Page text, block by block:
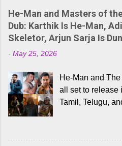
He-Man and Masters of
Dub: Karthik Is He-Man,
Skeletor, Arjun Sarja Is
- May 25, 2026
He-Man and
all set to release
Tamil, Telugu,
received a lot of
and offered